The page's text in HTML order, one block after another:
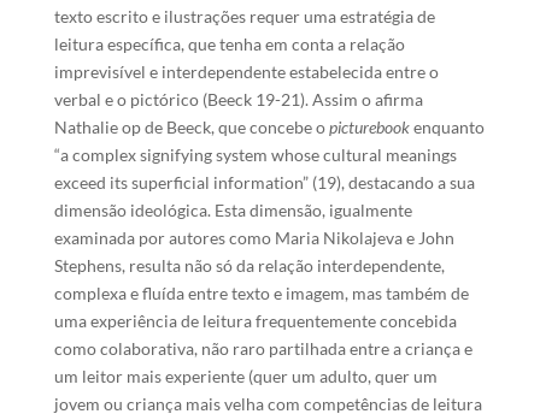
texto escrito e ilustrações requer uma estratégia de
leitura específica, que tenha em conta a relação
imprevisível e interdependente estabelecida entre o
verbal e o pictórico (Beeck 19-21). Assim o afirma
Nathalie op de Beeck, que concebe opicturebookenquanto
“a complex signifying system whose cultural meanings
exceed its superficial information” (19), destacando a sua
dimensão ideológica. Esta dimensão, igualmente
examinada por autores como Maria Nikolajeva e John
Stephens, resulta não só da relação interdependente,
complexa e fluída entre texto e imagem, mas também de
uma experiência de leitura frequentemente concebida
como colaborativa, não raro partilhada entre a criança e
um leitor mais experiente (quer um adulto, quer um
jovem ou criança mais velha com competências de leitura